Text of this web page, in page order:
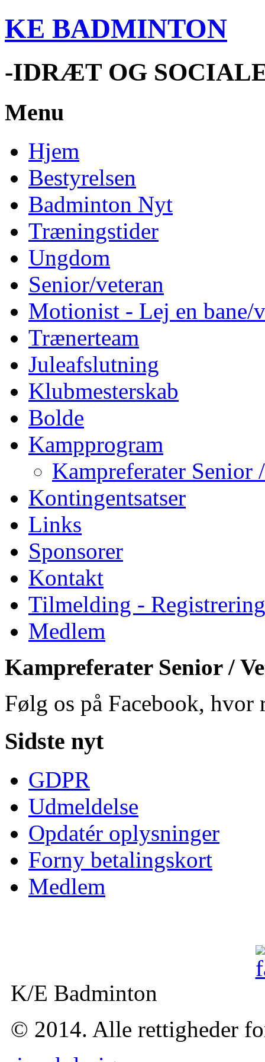
KE BADMINTON
-IDRÆT OG
Menu
Hjem
Bestyrelsen
Badminton Nyt
Træningstider
Ungdom
Senior/veteran
Motionist - Lej en bane/
Trænerteam
Juleafslutning
Klubmesterskab
Bolde
Kampprogram
Kampreferater Senior
Kontingentsatser
Links
Sponsorer
Kontakt
Tilmelding - Registrering
Medlem
Kampreferater Senior /
Følg os på Facebook,
Sidste nyt
GDPR
Udmeldelse
Opdatér oplysninger
Forny betalingskort
Medlem
K/E Badminton
© 2014. Alle rettigheder